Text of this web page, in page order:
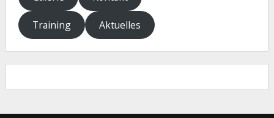
Training Aktuelles